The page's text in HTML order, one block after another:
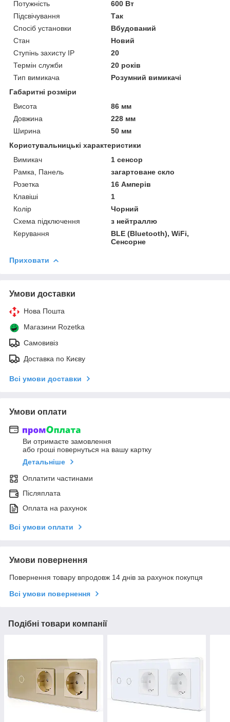
Потужність
600 Вт
Підсвічування
Так
Спосіб установки
Вбудований
Стан
Новий
Ступінь захисту IP
20
Термін служби
20 років
Тип вимикача
Розумний вимикачі
Габаритні розміри
Висота
86 мм
Довжина
228 мм
Ширина
50 мм
Користувальницькі характеристики
Вимикач
1 сенсор
Рамка, Панель
загартоване скло
Розетка
16 Амперів
Клавіші
1
Колір
Чорний
Схема підключення
з нейтраллю
Керування
BLE (Bluetooth), WiFi,
Сенсорне
Приховати
Умови доставки
Нова Пошта
Магазини Rozetka
Самовивіз
Доставка по Києву
Всі умови доставки
Умови оплати
Ви отримаєте замовлення
або гроші повернуться на вашу картку
Детальніше
Оплатити частинами
Післяплата
Оплата на рахунок
Всі умови оплати
Умови повернення
Повернення товару впродовж 14 днів за рахунок покупця
Всі умови повернення
Подібні товари компанії